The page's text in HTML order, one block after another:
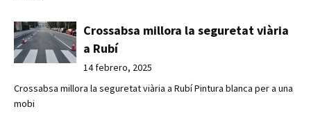
Crossabsa millora la seguretat viària
a Rubí
14 febrero, 2025
Crossabsa millora la seguretat viària a Rubí Pintura blanca per a una
mobi